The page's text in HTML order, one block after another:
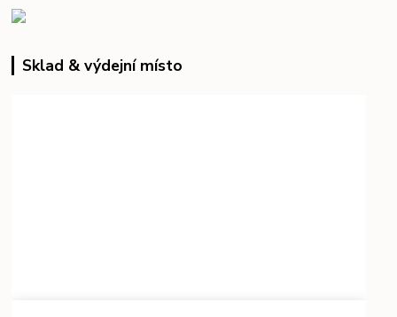
Sklad & výdejní místo